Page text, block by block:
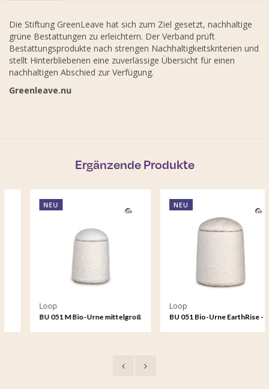
Die Stiftung GreenLeave hat sich zum Ziel gesetzt, nachhaltige
grüne Bestattungen zu erleichtern. Der Verband prüft
Bestattungsprodukte nach strengen Nachhaltigkeitskriterien und
stellt Hinterbliebenen eine zuverlässige Übersicht für einen
nachhaltigen Abschied zur Verfügung.
Greenleave.nu
Ergänzende Produkte
Loop
BU 051 M Bio-Urne mittelgroß
Loop
BU 051 Bio-Urne EarthRise -